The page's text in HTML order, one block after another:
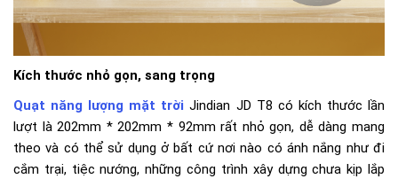
Kích thước nhỏ gọn, sang trọng
Quạt năng lượng mặt trờiJindian JD T8 có kích thước lần
lượt là 202mm * 202mm * 92mm rất nhỏ gọn, dễ dàng mang
theo và có thể sử dụng ở bất cứ nơi nào có ánh nắng như đi
cắm trại, tiệc nướng, những công trình xây dựng chưa kịp lắp